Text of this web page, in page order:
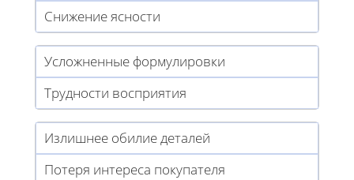
Снижение ясности
Усложненные формулировки
Трудности восприятия
Излишнее обилие деталей
Потеря интереса покупателя